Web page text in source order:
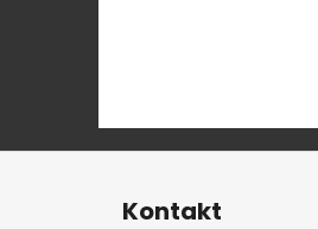
Z
Kontakt